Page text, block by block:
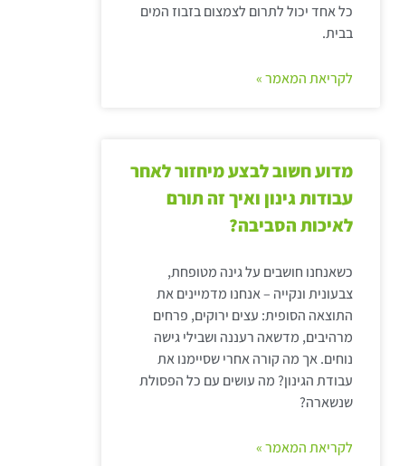
כל אחד יכול לתרום לצמצום בזבוז המים
בבית.
לקריאת המאמר »
מדוע חשוב לבצע מיחזור לאחר
עבודות גינון ואיך זה תורם
לאיכות הסביבה?
כשאנחנו חושבים על גינה מטופחת,
צבעונית ונקייה – אנחנו מדמיינים את
התוצאה הסופית: עצים ירוקים, פרחים
מרהיבים, מדשאה רעננה ושבילי גישה
נוחים. אך מה קורה אחרי שסיימנו את
עבודת הגינון? מה עושים עם כל הפסולת
שנשארה?
לקריאת המאמר »